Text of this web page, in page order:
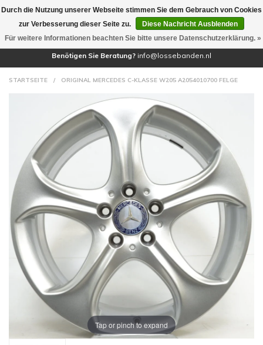
(0)
Benötigen Sie Beratung? info@lossebanden.nl
STARTSEITE / ORIGINAL MERCEDES C-KLASSE W205 A2054010700 FELGE
Tap or pinch to expand
Durch die Nutzung unserer Webseite stimmen Sie dem Gebrauch von Cookies
zur Verbesserung dieser Seite zu.
Diese Nachricht Ausblenden
Für weitere Informationen beachten Sie bitte unsere Datenschutzerklärung. »